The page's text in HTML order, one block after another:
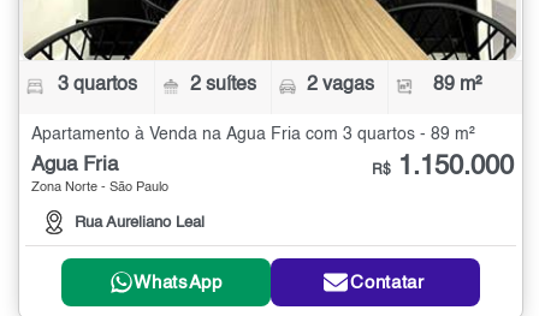
3 quartos 2 suítes 2 vagas 89 m²
Apartamento à Venda na Água Fria com 3 quartos - 89 m²
Água Fria
Zona Norte - São Paulo
Rua Aureliano Leal
R$ 1.150.000
WhatsApp Contatar